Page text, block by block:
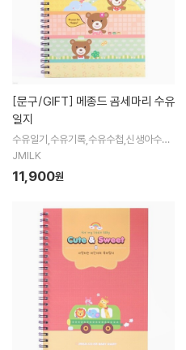
[문구/GIFT]
일지
수유일기,수유기록,수유수첩,신생아수첩,
수유일지,성장일기,신생아관찰기록지,제
JMILK
11,900원